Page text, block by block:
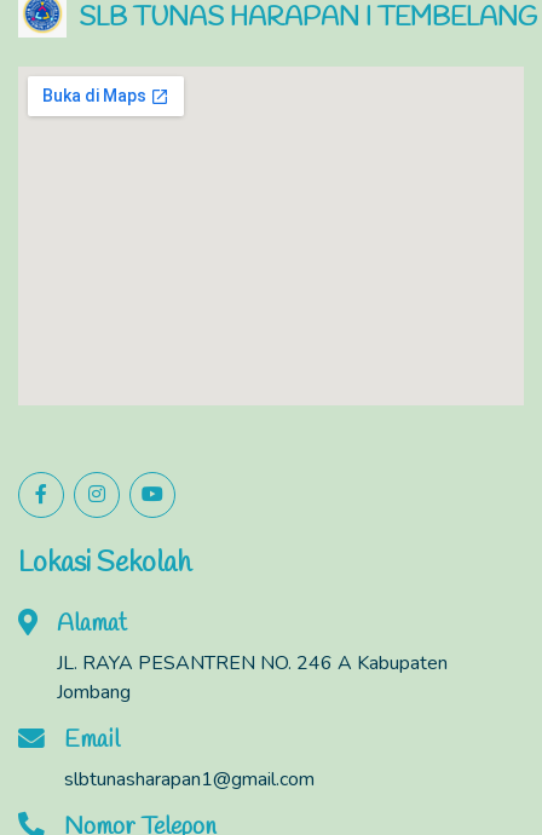
SLB TUNAS HARAPAN I TEMBELANG
Lokasi Sekolah
Alamat
JL. RAYA PESANTREN NO. 246 A Kabupaten
Jombang
Email
slbtunasharapan1@gmail.com
Nomor Telepon